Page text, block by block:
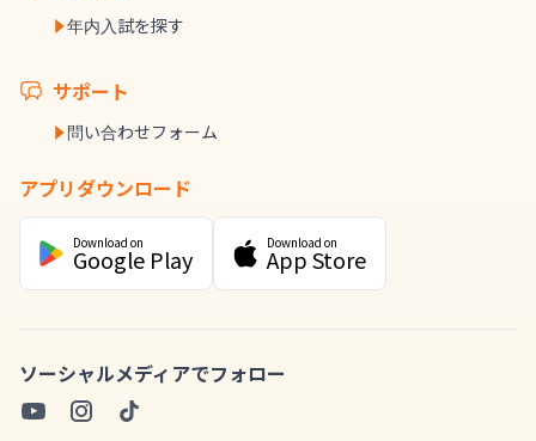
年内入試を探す
サポート
問い合わせフォーム
アプリダウンロード
Download on
Google Play
Download on
App Store
ソーシャルメディアでフォロー